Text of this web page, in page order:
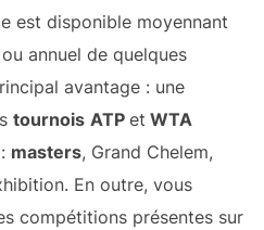
est disponible moyennant
annuel de quelques
avantage : une
tournois ATP et WTA
masters, Grand Chelem,
En outre, vous
compétitions présentes sur